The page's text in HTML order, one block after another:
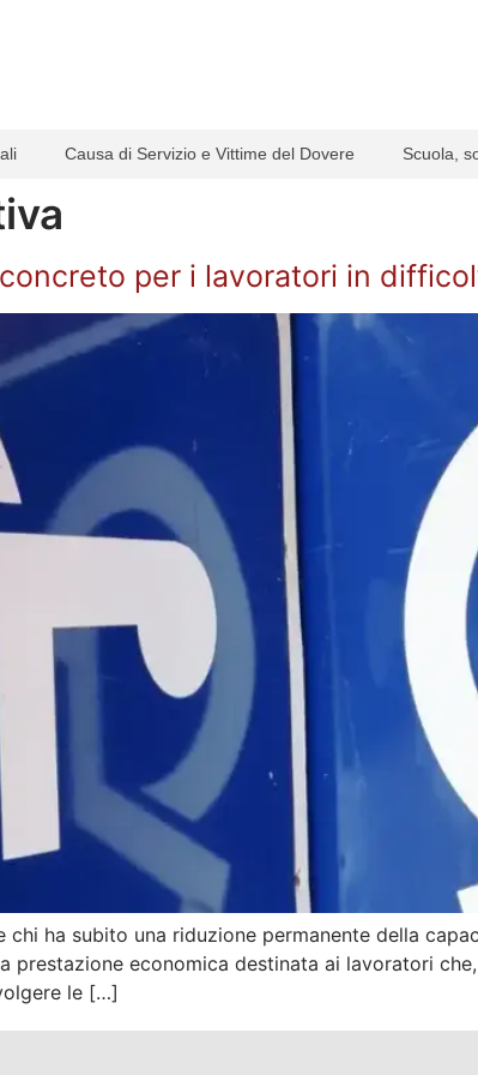
Causa di Servizio e Vittime del Dovere Scuola,
per i lavoratori in
chi ha subito una riduzione permanente della
economica destinata ai lavoratori
le […]